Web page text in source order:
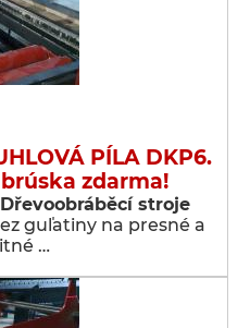
PÍLA DKP6.
zdarma!
stroje
guľatiny na presné a
…